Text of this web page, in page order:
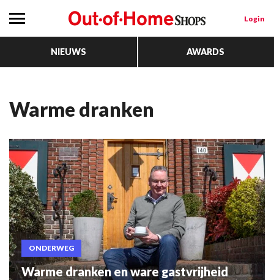
Login
NIEUWS AWARDS
warme dranken
ONDERWEG
Warme dranken en ware gastvrijheid